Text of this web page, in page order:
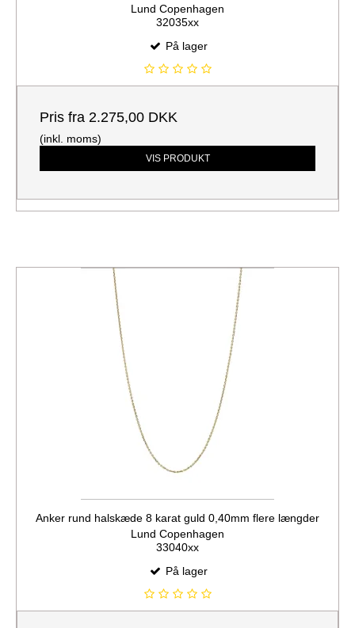
Lund Copenhagen
32035xx
På lager
Pris fra 2.275,00 DKK
(inkl. moms)
VIS PRODUKT
Anker rund halskæde 8 karat guld 0,40mm flere længder
Lund Copenhagen
33040xx
På lager